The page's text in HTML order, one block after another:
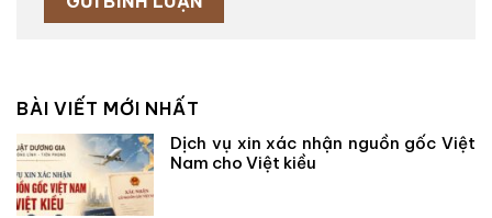
BÀI VIẾT MỚI NHẤT
Dịch vụ xin xác nhận nguồn gốc Việt
Nam cho Việt kiều